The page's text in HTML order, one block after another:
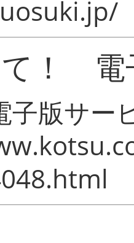
て！ 電
子版サー